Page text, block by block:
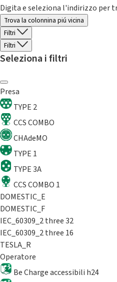
Digita e seleziona l'indirizzo per
Trova la colonnina piú vicina
Filtri
Filtri
Seleziona i filtri
Presa
TYPE 2
CCS COMBO
CHAdeMO
TYPE 1
TYPE 3A
CCS COMBO 1
DOMESTIC_E
DOMESTIC_F
IEC_60309_2 three 32
IEC_60309_2 three 16
TESLA_R
Operatore
Be Charge accessibili h24